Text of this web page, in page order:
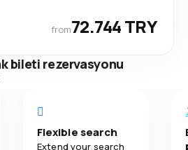
from72.744 TRY
bileti rezervasyonu
Flexible search
Extend your search